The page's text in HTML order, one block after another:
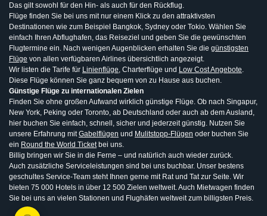
Das gilt sowohl für den Hin- als auch für den Rückflug.
Flüge finden Sie bei uns mit nur einem Klick zu den attraktivsten
Destinationen wie zum Beispiel Bangkok, Sydney oder Tokio. Wählen Sie
einfach Ihren Abflughafen, das Reiseziel und geben Sie die gewünschten
Flugtermine ein. Nach wenigen Augenblicken erhalten Sie die günstigsten
Flüge von allen verfügbaren Airlines übersichtlich angezeigt.
Wir listen die Tarife für Linienflüge, Charterflüge und Low Cost Angebote.
Diese Flüge können Sie ganz bequem von zu Hause aus buchen.
Günstige Flüge zu internationalen Zielen
Finden Sie ohne großen Aufwand wirklich günstige Flüge. Ob nach Singapur,
New York, Peking oder Toronto, ab Deutschland oder auch ab dem Ausland,
hier buchen Sie einfach, schnell, sicher und jederzeit günstig. Nutzen Sie
unsere Erfahrung mitGabelflügen und Mulitstopp-Flügen oder buchen Sie
ein Round the World Ticketbei uns.
Billig bringen wir Sie in die Ferne – und natürlich auch wieder zurück.
Auch zusätzliche Serviceleistungen sind bei uns buchbar. Unser bestens
geschultes Service-Team steht Ihnen gerne mit Rat und Tat zur Seite. Wir
bieten 75 000 Hotels in über 12 500 Zielen weltweit. Auch Mietwagen finden
Sie bei uns an vielen Stationen und Flughäfen weltweit zum billigsten Preis.